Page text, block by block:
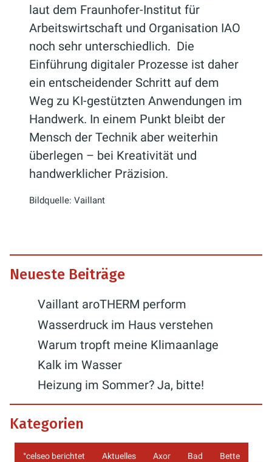
laut dem Fraunhofer-Institut für
Arbeitswirtschaft und Organisation IAO
noch sehr unterschiedlich. Die
Einführung digitaler Prozesse ist daher
ein entscheidender Schritt auf dem
Weg zu KI-gestützten Anwendungen im
Handwerk. In einem Punkt bleibt der
Mensch der Technik aber weiterhin
überlegen – bei Kreativität und
handwerklicher Präzision.
Bildquelle: Vaillant
Neueste Beiträge
Vaillant aroTHERM perform
Wasserdruck im Haus verstehen
Warum tropft meine Klimaanlage
Kalk im Wasser
Heizung im Sommer? Ja, bitte!
Kategorien
°celseo berichtet Aktuelles Axor Bad Bette